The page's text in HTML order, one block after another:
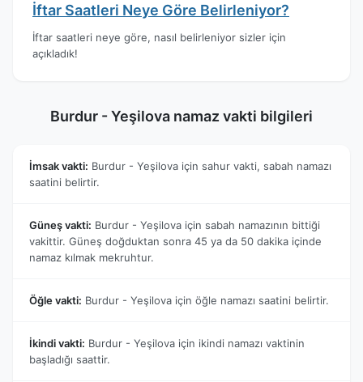
İftar Saatleri Neye Göre Belirleniyor?
İftar saatleri neye göre, nasıl belirleniyor sizler için
açıkladık!
Burdur - Yeşilova namaz vakti bilgileri
İmsak vakti: Burdur - Yeşilova için sahur vakti, sabah namazı
saatini belirtir.
Güneş vakti: Burdur - Yeşilova için sabah namazının bittiği
vakittir. Güneş doğduktan sonra 45 ya da 50 dakika içinde
namaz kılmak mekruhtur.
Öğle vakti: Burdur - Yeşilova için öğle namazı saatini belirtir.
İkindi vakti: Burdur - Yeşilova için ikindi namazı vaktinin
başladığı saattir.